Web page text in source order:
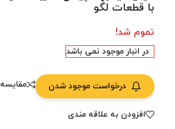
با قطعات لگو
تموم شد!
در انبار موجود نمی باشد
درخواست موجود شدن مقایسه
افزودن به علاقه مندی